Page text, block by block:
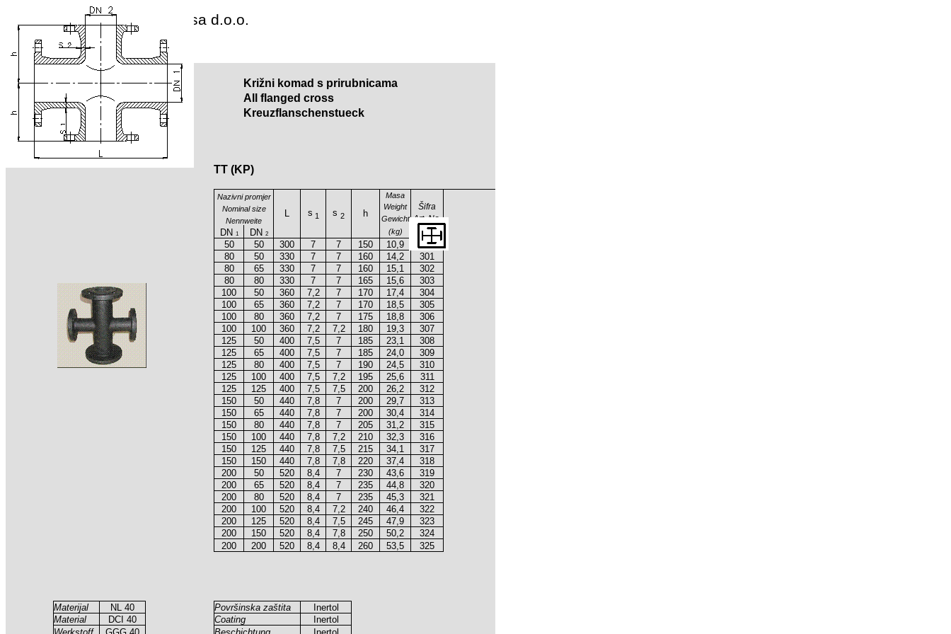
Ljevaonica Duga Resa d.o.o.
Križni komad s prirubnicama
All flanged cross
Kreuzflanschenstueck
TT (KP)
Nazivni promjer
L s 1 s 2 h
Masa
Nominal size
Weight Šifra
Nennweite Gewicht Art. No.
DN 1 DN 2 (kg)
50 50 300 7 7 150 10,9
300
80
50 330 7 7 160 14,2
301
80
65 330 7 7 160 15,1
302
80
80 330 7 7 165 15,6
303
100
50 360 7,2 7 170 17,4
304
100
65 360 7,2 7 170 18,5
305
100
80 360 7,2 7 175 18,8
306
100
100 360 7,2 7,2 180 19,3
307
125
50 400 7,5 7 185 23,1
308
125
65 400 7,5 7 185 24,0
309
125
80 400 7,5 7 190 24,5
310
125
100 400 7,5 7,2 195 25,6
311
125
125 400 7,5 7,5 200 26,2
312
150
50 440 7,8 7 200 29,7
313
150
65 440 7,8 7 200 30,4
314
150
80 440 7,8 7 205 31,2
315
150
100 440 7,8 7,2 210 32,3
316
150
125 440 7,8 7,5 215 34,1
317
150
150 440 7,8 7,8 220 37,4
318
200
50 520 8,4 7 230 43,6
319
200
65 520 8,4 7 235 44,8
320
200
80 520 8,4 7 235 45,3
321
200
100 520 8,4 7,2 240 46,4
322
200
125 520 8,4 7,5 245 47,9
323
200
150 520 8,4 7,8 250 50,2
324
200
200 520 8,4 8,4 260 53,5 325
Materijal NL 40 Površinska zaštita
Inertol
Material
DCI 40 Coating
Inertol